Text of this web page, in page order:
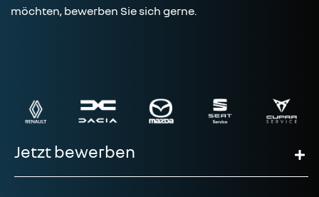
möchten, bewerben Sie sich gerne.
Jetzt bewerben